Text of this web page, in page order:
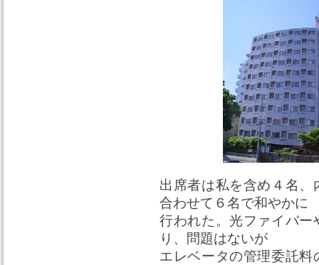
出席者は私を含め４名
合わせて６名で和やかに
行われた。光ファイバ
り、問題はないが
エレベータの管理委託